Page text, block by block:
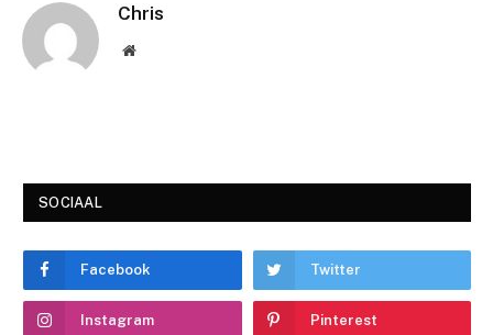
Chris
Website
SOCIAAL
Facebook Twitter
Instagram Pinterest